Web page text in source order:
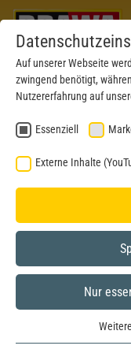
Auf unserer Webseite
zwingend benötigt,
Nutzererfahrung auf
Essenziell
Externe Inhalte
Nur